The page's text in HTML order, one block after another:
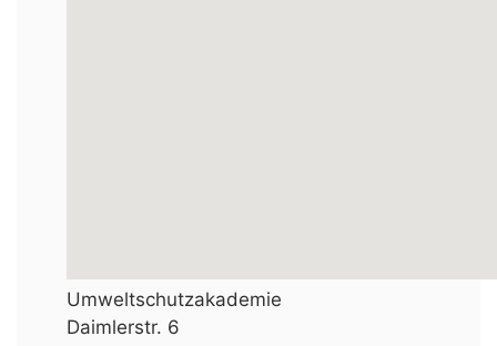
Umweltschutzakademie
Daimlerstr. 6